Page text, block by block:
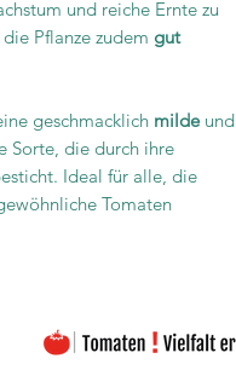
und reiche Ernte zu
Pflanze zudem gut
geschmacklich milde und
Sorte, die durch ihre
Ideal für alle, die
Tomaten